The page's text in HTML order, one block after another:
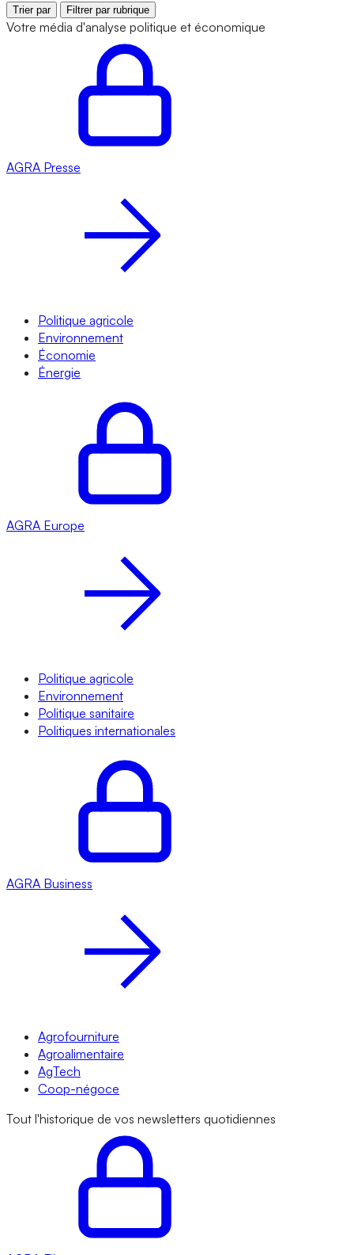
Trier par Filtrer par rubrique
Votre média d'analyse politique et économique
AGRA Presse
Politique agricole
Environnement
Économie
Énergie
AGRA Europe
Politique agricole
Environnement
Politique sanitaire
Politiques internationales
AGRA Business
Agrofourniture
Agroalimentaire
AgTech
Coop-négoce
Tout l'historique de vos newsletters quotidiennes